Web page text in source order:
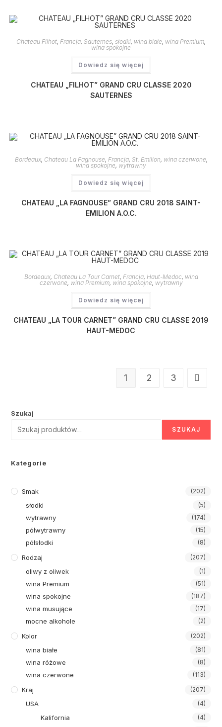
Chateau Filhot, Francja, Sauternes, słodki, wina białe, wina Premium,
wina spokojne
Dowiedz się więcej
CHATEAU „FILHOT” GRAND CRU CLASSE 2020
SAUTERNES
Bordeaux, Chateau La Fagnouse, Francja, St. Emilion, wina czerwone,
wina spokojne, wytrawny
Dowiedz się więcej
CHATEAU „LA FAGNOUSE” GRAND CRU 2018 SAINT-
EMILION A.O.C.
Bordeaux, Chateau La Tour Carnet, Francja, Haut-Medoc, wina
czerwone, wina Premium, wina spokojne, wytrawny
Dowiedz się więcej
CHATEAU „LA TOUR CARNET” GRAND CRU CLASSE 2019
HAUT-MEDOC
1 2 3
Szukaj
SZUKAJ
Kategorie
Smak (202)
słodki (5)
wytrawny (174)
półwytrawny (15)
półsłodki (8)
Rodzaj (207)
oliwy z oliwek (1)
wina Premium (51)
wina spokojne (187)
wina musujące (17)
mocne alkohole (2)
Kolor (202)
wina białe (81)
wina różowe (8)
wina czerwone (113)
Kraj (207)
USA (4)
Kalifornia (4)